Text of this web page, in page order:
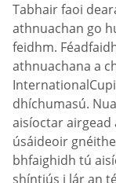
Tabhair faoi
athnuachan go
feidhm.
athnuachana a
dhíchumasú.
aisíoctar airgead
úsáideoir
bhfaighidh tú
shíntiús i lár an